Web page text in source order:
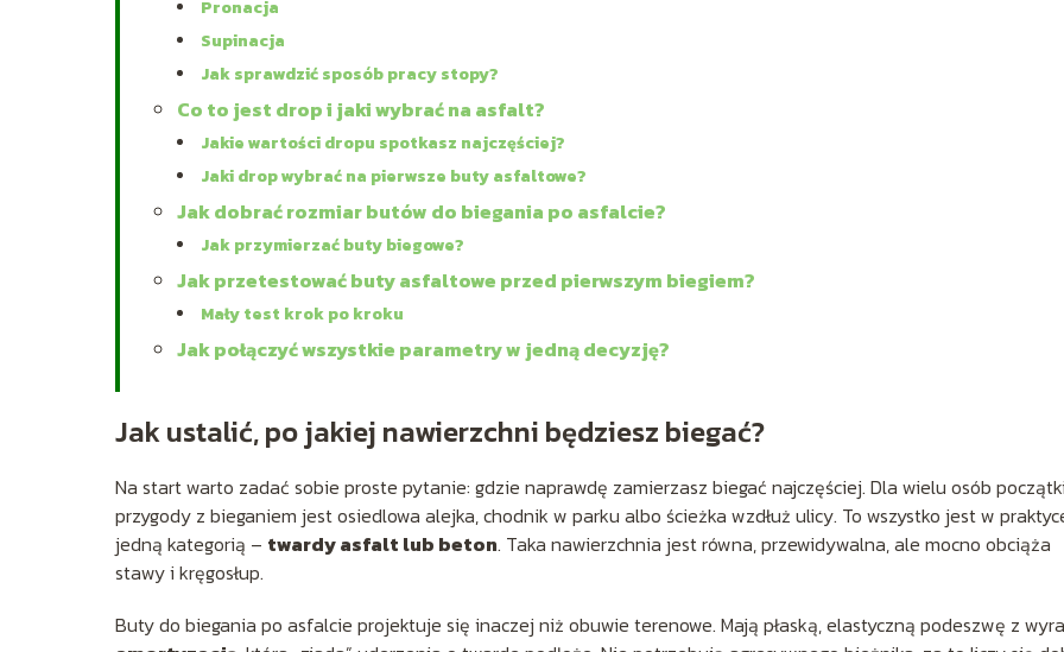
Pronacja
Supinacja
Jak sprawdzić sposób pracy stopy?
Co to jest drop i jaki wybrać na asfalt?
Jakie wartości dropu spotkasz najczęściej?
Jaki drop wybrać na pierwsze buty asfaltowe?
Jak dobrać rozmiar butów do biegania po asfalcie?
Jak przymierzać buty biegowe?
Jak przetestować buty asfaltowe przed pierwszym biegiem?
Mały test krok po kroku
Jak połączyć wszystkie parametry w jedną decyzję?
Jak ustalić, po jakiej nawierzchni będziesz biegać?
Na start warto zadać sobie proste pytanie: gdzie naprawdę zamierzasz biegać najczęściej. Dla wielu osób
przygody z bieganiem jest osiedlowa alejka, chodnik w parku albo ścieżka wzdłuż ulicy. To wszystko jest w
jedną kategorią – twardy asfalt lub beton. Taka nawierzchnia jest równa, przewidywalna, ale mocno obciąża
stawy i kręgosłup.
Buty do biegania po asfalcie projektuje się inaczej niż obuwie terenowe. Mają płaską, elastyczną podeszwę z